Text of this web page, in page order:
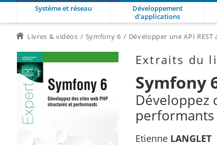
Système et réseau
Développement
d'applications
Livres & vidéos Symfony 6 Développer une API REST
Extraits du
Symfony
Développez
performants
Etienne LANGLET